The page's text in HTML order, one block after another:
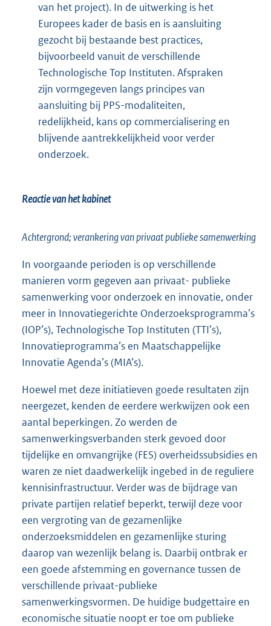
van het project). In de uitwerking is het
Europees kader de basis en is aansluiting
gezocht bij bestaande best practices,
bijvoorbeeld vanuit de verschillende
Technologische Top Instituten. Afspraken
zijn vormgegeven langs principes van
aansluiting bij PPS-modaliteiten,
redelijkheid, kans op commercialisering en
blijvende aantrekkelijkheid voor verder
onderzoek.
Reactie van het kabinet
Achtergrond; verankering van privaat publieke samenwerking
In voorgaande perioden is op verschillende
manieren vorm gegeven aan privaat- publieke
samenwerking voor onderzoek en innovatie, onder
meer in Innovatiegerichte Onderzoeksprogramma’s
(IOP’s), Technologische Top Instituten (TTI’s),
Innovatieprogramma’s en Maatschappelijke
Innovatie Agenda’s (MIA’s).
Hoewel met deze initiatieven goede resultaten zijn
neergezet, kenden de eerdere werkwijzen ook een
aantal beperkingen. Zo werden de
samenwerkingsverbanden sterk gevoed door
tijdelijke en omvangrijke (FES) overheidssubsidies en
waren ze niet daadwerkelijk ingebed in de reguliere
kennisinfrastructuur. Verder was de bijdrage van
private partijen relatief beperkt, terwijl deze voor
een vergroting van de gezamenlijke
onderzoeksmiddelen en gezamenlijke sturing
daarop van wezenlijk belang is. Daarbij ontbrak er
een goede afstemming en governance tussen de
verschillende privaat-publieke
samenwerkingsvormen. De huidige budgettaire en
economische situatie noopt er toe om publieke